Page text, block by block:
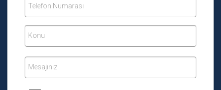
Telefon Numarası
Konu
Mesajınız